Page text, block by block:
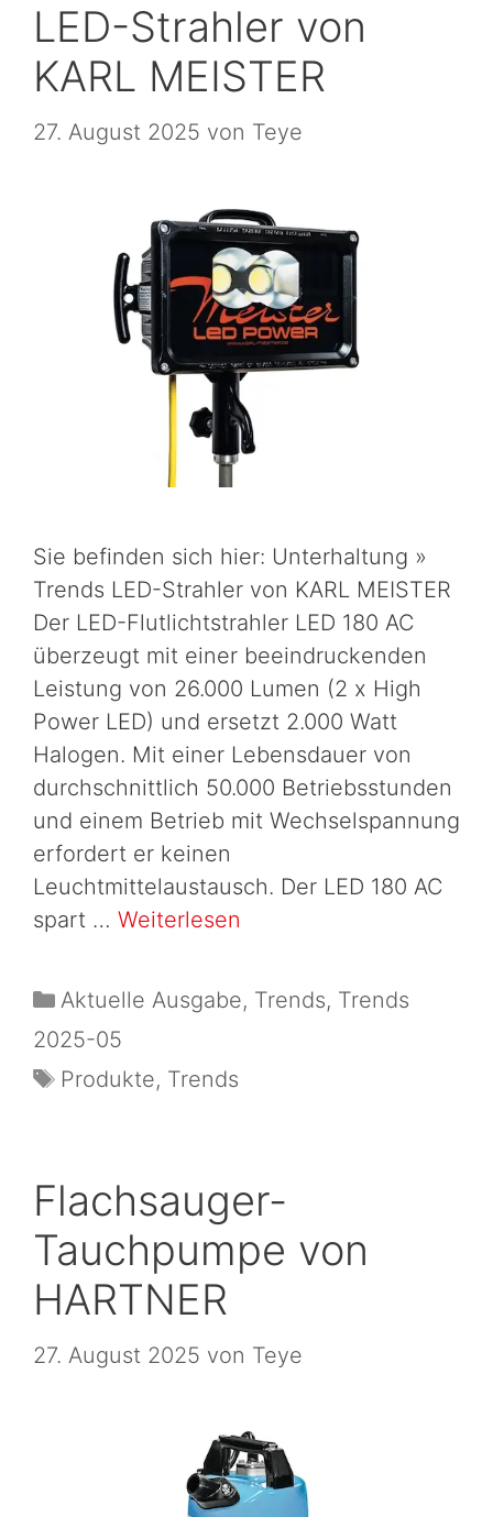
LED-Strahler von
KARL MEISTER
27. August 2025 von Teye
Sie befinden sich hier: Unterhaltung »
Trends LED-Strahler von KARL MEISTER
Der LED-Flutlichtstrahler LED 180 AC
überzeugt mit einer beeindruckenden
Leistung von 26.000 Lumen (2 x High
Power LED) und ersetzt 2.000 Watt
Halogen. Mit einer Lebensdauer von
durchschnittlich 50.000 Betriebsstunden
und einem Betrieb mit Wechselspannung
erfordert er keinen
Leuchtmittelaustausch. Der LED 180 AC
spart … Weiterlesen
Aktuelle Ausgabe, Trends, Trends
2025-05
Produkte, Trends
Flachsauger-
Tauchpumpe von
HARTNER
27. August 2025 von Teye